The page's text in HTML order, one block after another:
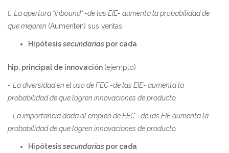
 La apertura “inbound” -de las EIE- aumenta la probabilidad de
que mejoren (Aumenten) sus ventas
Hipótesissecundarias por cada
hip. principal de innovación (ejemplo)
- La diversidad en el uso de FEC -de las EIE- aumenta la
probabilidad de que logren innovaciones de producto.
- La importancia dada al empleo de FEC –de las EIE aumenta la
probabilidad de que logren innovaciones de producto.
Hipótesissecundarias por cada